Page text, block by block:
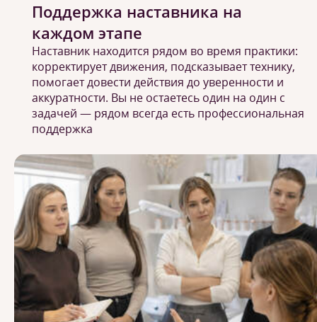
Поддержка наставника на
каждом этапе
Наставник находится рядом во время практики:
корректирует движения, подсказывает технику,
помогает довести действия до уверенности и
аккуратности. Вы не остаетесь один на один с
задачей — рядом всегда есть профессиональная
поддержка